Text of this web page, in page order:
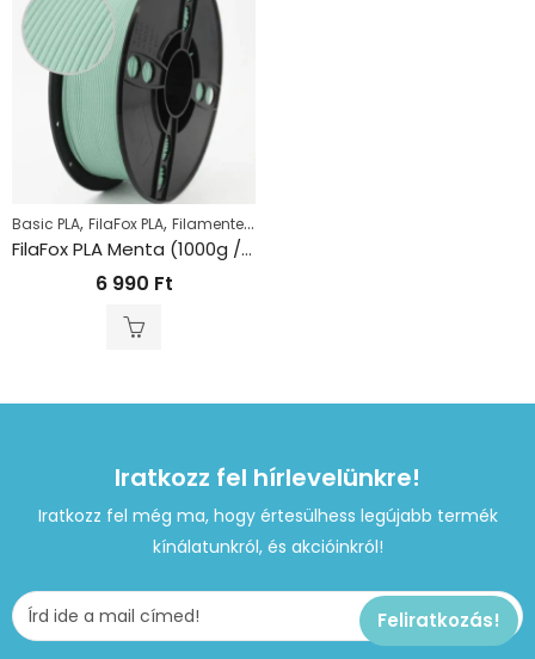
Basic PLA, FilaFox PLA, Filamentek ,
FilaFox PLA Menta (1000g / 1,75mm)
6 990 Ft
Iratkozz fel hírlevelünkre!
Iratkozz fel még ma, hogy értesülhess legújabb termék
kínálatunkról, és akcióinkról!